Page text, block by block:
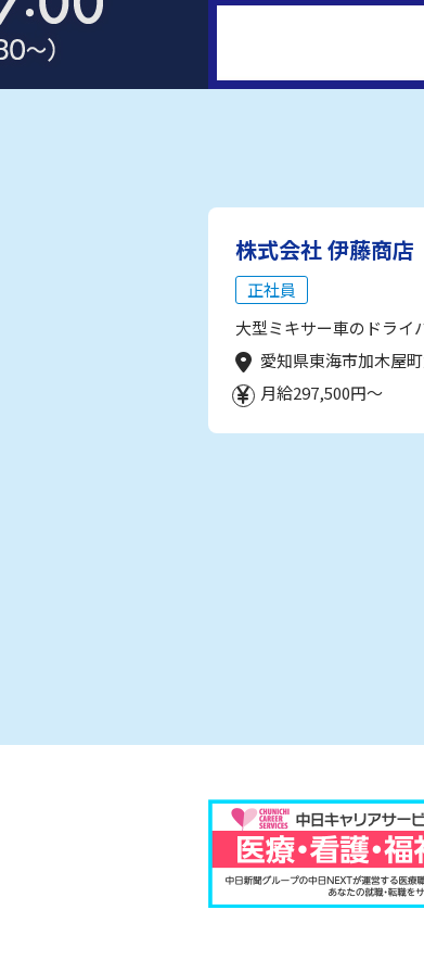
株式会社 伊藤商店
正社員
大型ミキサー車のドライ
愛知県東海市加木屋
月給297,500円～